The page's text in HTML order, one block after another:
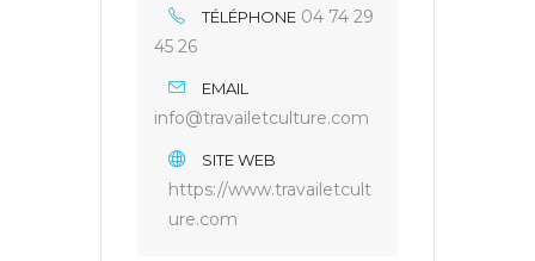
TÉLÉPHONE 04 74 29
45 26
EMAIL
info@travailetculture.com
SITE WEB
https://www.travailetcult
ure.com